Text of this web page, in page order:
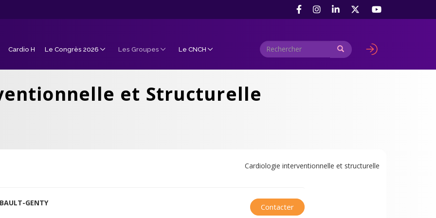
User
account
Cardio H Le Congrès 2026 Les Groupes Le CNCH Rechercher Rechercher
et Structurelle
Cardiologie interventionnelle et structurelle
GENTY Contacter